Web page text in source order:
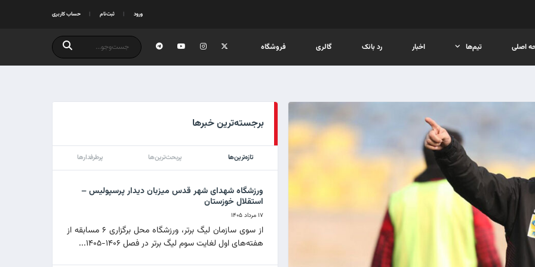
ورود ثبت‌نام حساب کاربری
اصلی تیم‌ها اخبار رد بانک گالری فروشگاه
برجسته‌ترین خبرها
تازه‌ترین‌ها پربحث‌ترین‌ها پرطرفدارها
ورزشگاه شهدای شهر قدس میزبان دیدار پرسپولیس –
استقلال خوزستان
۱۷ مرداد ۱۴۰۵
از سوی سازمان لیگ برتر، ورزشگاه محل برگزاری ۶ مسابقه از
هفته‌های اول لغایت سوم لیگ برتر در فصل ۱۴۰۶-۱۴۰۵...